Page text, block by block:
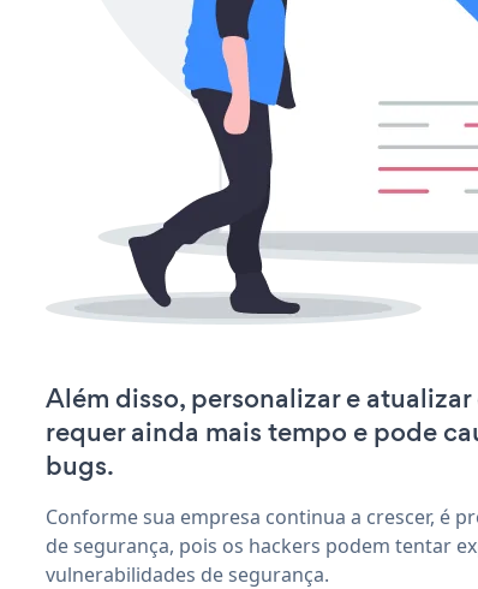
Além disso, personalizar e
requer ainda mais tempo e pode
bugs.
Conforme sua empresa continua a crescer, é
de segurança, pois os hackers podem tentar
vulnerabilidades de segurança.